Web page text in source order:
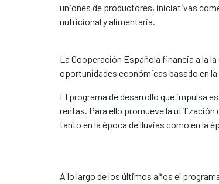
uniones de productores, iniciativas
nutricional y alimentaria.
La Cooperación Española financia a la
oportunidades económicas basado en
El programa de desarrollo que impulsa
rentas. Para ello promueve la
tanto en la época de lluvias como en la
A lo largo de los últimos años el